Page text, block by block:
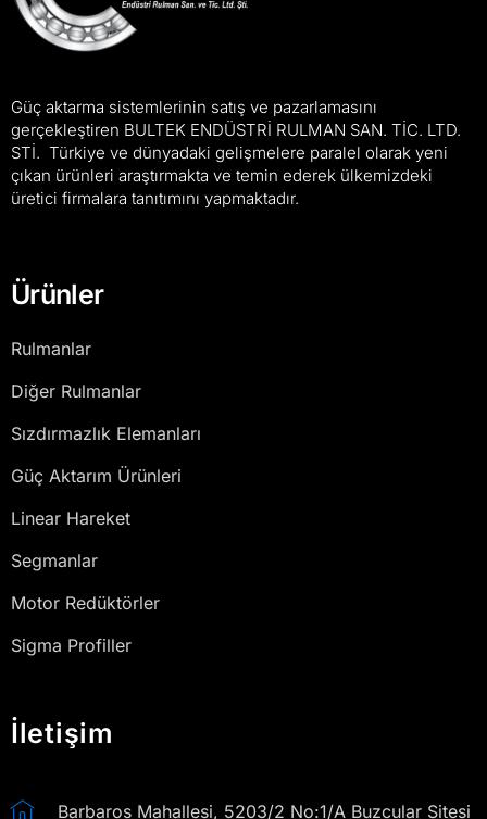
Güç aktarma sistemlerinin satış ve pazarlamasını
gerçekleştiren BULTEK ENDÜSTRİ RULMAN SAN. TİC. LTD.
STİ. Türkiye ve dünyadaki gelişmelere paralel olarak yeni
çıkan ürünleri araştırmakta ve temin ederek ülkemizdeki
üretici firmalara tanıtımını yapmaktadır.
Ürünler
Rulmanlar
Diğer Rulmanlar
Sızdırmazlık Elemanları
Güç Aktarım Ürünleri
Linear Hareket
Segmanlar
Motor Redüktörler
Sigma Profiller
İletişim
Barbaros Mahallesi, 5203/2 No:1/A Buzcular Sitesi